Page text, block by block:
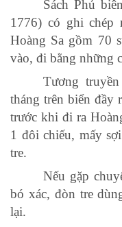
Sách Phủ
1776) có ghi chép
Hoàng Sa gồm 70
vào, đi bằng những
Tương
tháng trên biển đầy
trước khi đi ra
1 đôi chiếu, mấy
tre.
Nếu gặp
bó xác, đòn tre
lại.